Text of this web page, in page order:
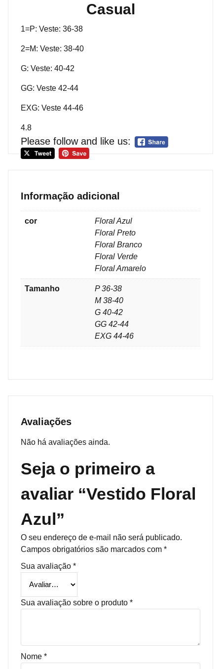
Casual
1=P: Veste: 36-38
2=M: Veste: 38-40
G: Veste: 40-42
GG: Veste 42-44
EXG: Veste 44-46
4.8
Please follow and like us:
Informação adicional
cor
Floral Azul
Floral Preto
Floral Branco
Floral Verde
Floral Amarelo
Tamanho
P 36-38
M 38-40
G 40-42
GG 42-44
EXG 44-46
Avaliações
Não há avaliações ainda.
Seja o primeiro a
avaliar “Vestido Floral
Azul”
O seu endereço de e-mail não será publicado.
Campos obrigatórios são marcados com *
Sua avaliação *
Sua avaliação sobre o produto *
Nome *